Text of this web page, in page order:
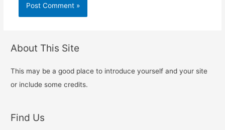
About This Site
This may be a good place to introduce yourself and your site
or include some credits.
Find Us